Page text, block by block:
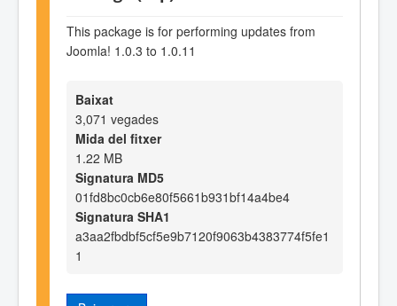
This package is for performing updates from
Joomla! 1.0.3 to 1.0.11
Baixat
3,071 vegades
Mida del fitxer
1.22 MB
Signatura MD5
01fd8bc0cb6e80f5661b931bf14a4be4
Signatura SHA1
a3aa2fbdbf5cf5e9b7120f9063b4383774f5fe1
1